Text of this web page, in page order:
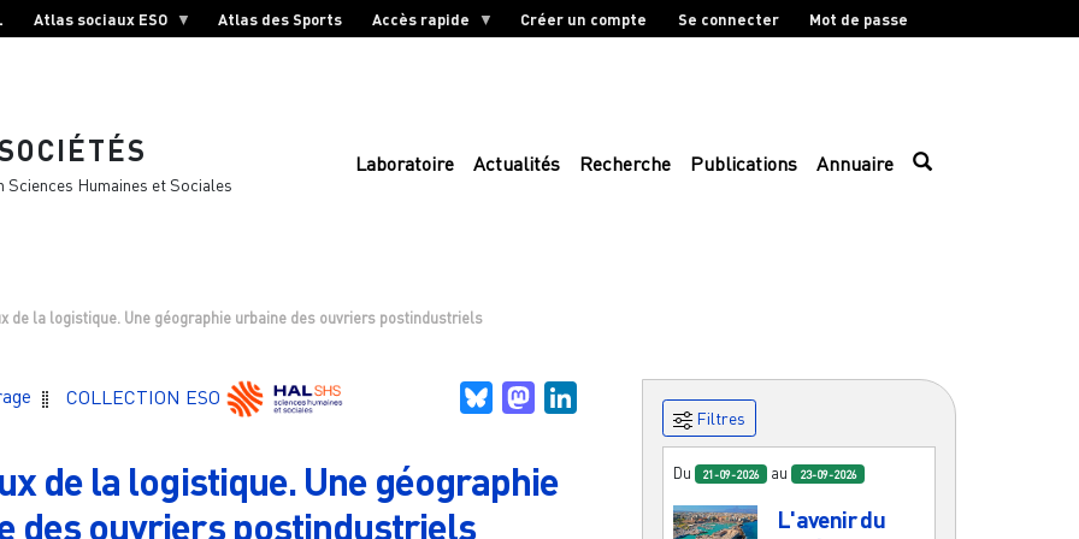
Atlas sociaux ESO Atlas des Sports Accès rapide Créer un compte Se connecter Mot de passe
Humaines et Sociales
Laboratoire Actualités Recherche Publications Annuaire
de la logistique. Une géographie urbaine des ouvriers postindustriels
COLLECTION ESO BlueskyMastodon
de la logistique. Une géographie
des ouvriers postindustriels
Filtres
Du 21-09-2026 au 23-09-2026
L'avenir du